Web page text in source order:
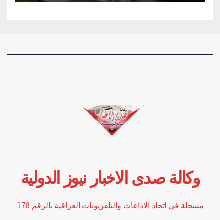
وكالة صدى الاخبار نيوز الدولية
مسجلة في اتحاد الاذاعات والتلفزيونات العراقية بالرقم 178